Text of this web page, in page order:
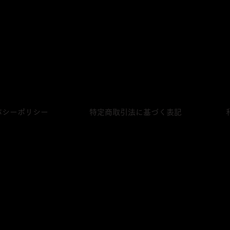
シーポリシー 特定商取引法に基づく表記